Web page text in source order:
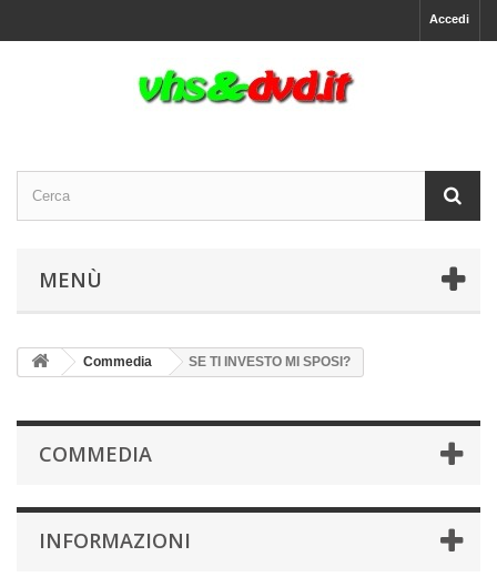
Accedi
MENÙ
Commedia SE TI INVESTO MI SPOSI?
COMMEDIA
INFORMAZIONI